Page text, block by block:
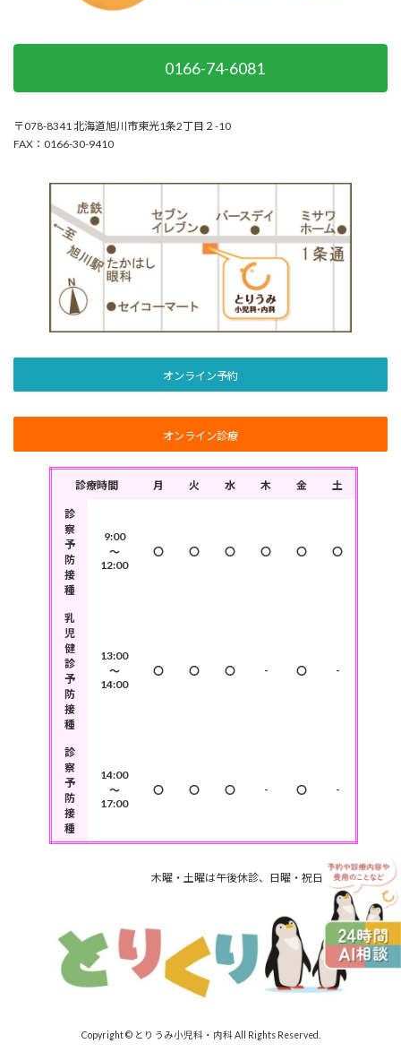
0166-74-6081
〒078-8341 北海道旭川市東光1条2丁目２-10
FAX：0166-30-9410
オンライン予約
オンライン診療
診療時間 月 火 水 木 金 土
診
察
予
防
接
種
9:00
～
12:00
〇 〇 〇 〇 〇 〇
乳
児
健
診
予
防
接
種
13:00
～
14:00
〇 〇 〇 - 〇 -
診
察
予
防
接
種
14:00
～
17:00
〇 〇 〇 - 〇 -
木曜・土曜は午後休診、日曜・祝日は定休日です
Copyright © とりうみ小児科・内科 All Rights Reserved.